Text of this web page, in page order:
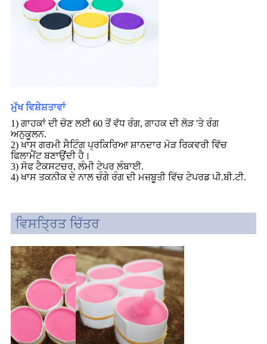
ਮੁੱਖ ਵਿਸ਼ੇਸ਼ਤਾਵਾਂ
1) ਗਾਹਕਾਂ ਦੀ ਚੋਣ ਲਈ 60 ਤੋਂ ਵੱਧ ਰੰਗ, ਗਾਹਕ ਦੀ ਲੋੜ 'ਤੇ ਰੰਗ
ਅਨੁਕੂਲਨ.
2) ਖਾਸ ਗਰਮੀ ਸੈਟਿੰਗ ਪ੍ਰਕਿਰਿਆ ਸ਼ਾਨਦਾਰ ਮੋੜ ਰਿਕਵਰੀ ਵਿੱਚ
ਫਿਲਾਮੈਂਟ ਬਣਾਉਂਦੀ ਹੈ।
3) ਸੋਫ ਟੈਕਸਟਚਰ, ਲੰਮੀ ਟੇਪਰ ਲੰਬਾਈ.
4) ਖਾਸ ਤਕਨੀਕ ਦੇ ਨਾਲ ਚੰਗੇ ਰੰਗ ਦੀ ਮਜ਼ਬੂਤੀ ਵਿੱਚ ਟੇਪਰਡ ਪੀ.ਬੀ.ਟੀ.
ਵਿਸਤ੍ਰਿਤ ਚਿੱਤਰ